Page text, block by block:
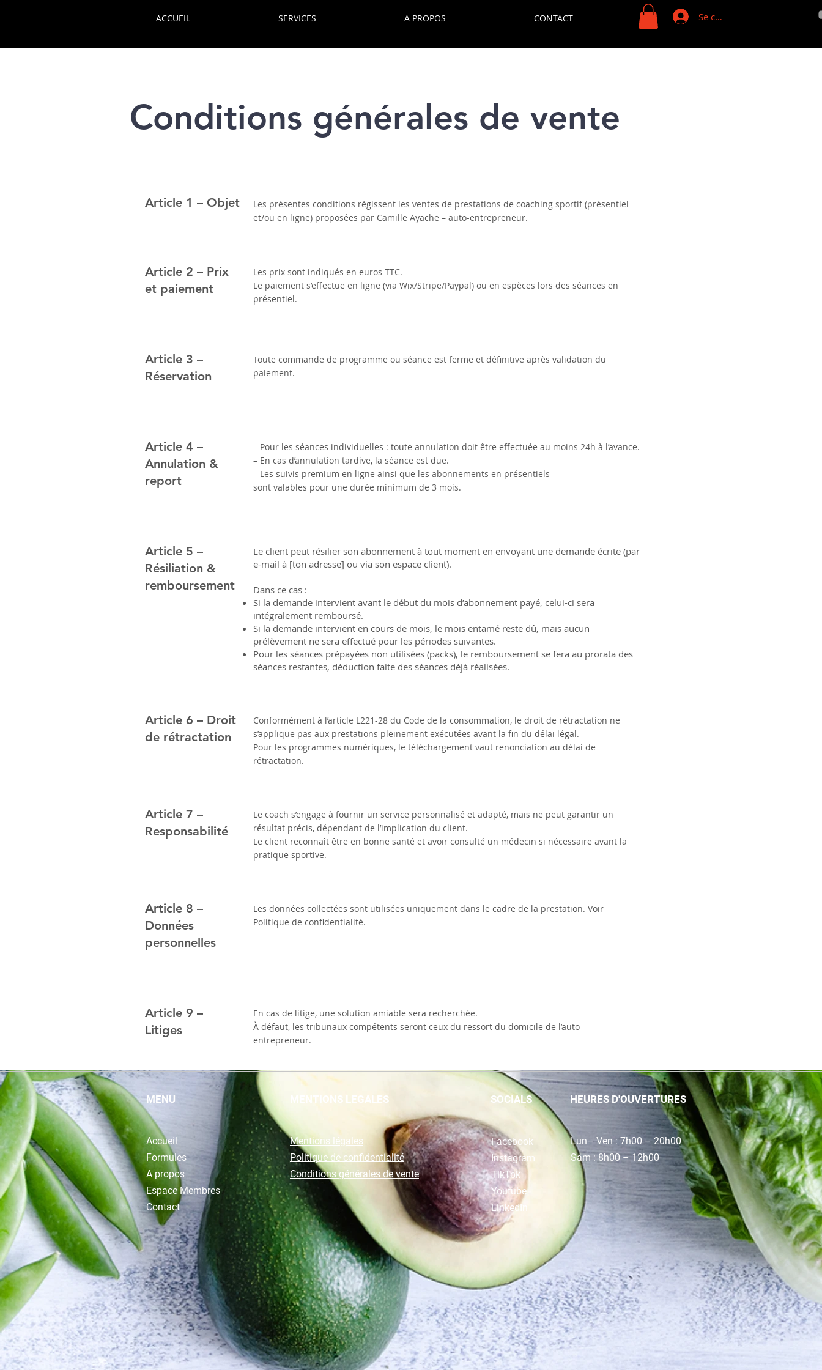
ACCUEIL SERVICES A PROPOS CONTACT Se connecter
Conditions générales de vente
Article 1 – Objet
Les présentes conditions régissent les ventes de prestations de coaching sportif (présentiel
et/ou en ligne) proposées par Camille Ayache – auto-entrepreneur.
Article 2 – Prix
et paiement
Les prix sont indiqués en euros TTC.
Le paiement s’effectue en ligne (via Wix/Stripe/Paypal) ou en espèces lors des séances en
présentiel.
Article 3 –
Réservation
Toute commande de programme ou séance est ferme et définitive après validation du
paiement.
Article 4 –
Annulation &
report
– Pour les séances individuelles : toute annulation doit être effectuée au moins 24h à l’avance.
– En cas d’annulation tardive, la séance est due.
– Les suivis premium en ligne ainsi que les abonnements en présentiels
sont valables pour une durée minimum de 3 mois.
Article 5 –
Résiliation &
remboursement
Le client peut résilier son abonnement à tout moment en envoyant une demande écrite (par
e-mail à [ton adresse] ou via son espace client).
Dans ce cas :
Si la demande intervient avant le début du mois d’abonnement payé, celui-ci sera
intégralement remboursé.
Si la demande intervient en cours de mois, le mois entamé reste dû, mais aucun
prélèvement ne sera effectué pour les périodes suivantes.
Pour les séances prépayées non utilisées (packs), le remboursement se fera au prorata des
séances restantes, déduction faite des séances déjà réalisées.
Article 6 – Droit
de rétractation
Conformément à l’article L221-28 du Code de la consommation, le droit de rétractation ne
s’applique pas aux prestations pleinement exécutées avant la fin du délai légal.
Pour les programmes numériques, le téléchargement vaut renonciation au délai de
rétractation.
Article 7 –
Responsabilité
Le coach s’engage à fournir un service personnalisé et adapté, mais ne peut garantir un
résultat précis, dépendant de l’implication du client.
Le client reconnaît être en bonne santé et avoir consulté un médecin si nécessaire avant la
pratique sportive.
Article 8 –
Données
personnelles
Les données collectées sont utilisées uniquement dans le cadre de la prestation. Voir
Politique de confidentialité.
Article 9 –
Litiges
En cas de litige, une solution amiable sera recherchée.
À défaut, les tribunaux compétents seront ceux du ressort du domicile de l’auto-
entrepreneur.
MENU
Accueil
Formules
A propos
Espace Membres
Contact
MENTIONS LEGALES
Mentions légales
Politique de confidentialité
Conditions générales de vente
SOCIALS HEURES D'OUVERTURES
Facebook
Instagram
TikTok
Youtube
LinkedIn
Lun– Ven : 7h00 – 20h00
Sam : 8h00 – 12h00